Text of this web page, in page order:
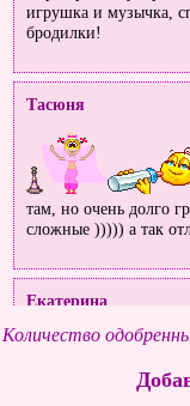
игрушка и музычка,
бродилки!
Тасюня
там, но очень долго
сложные ))))) а так
Екатерина
Очень долго грузит,
Количество